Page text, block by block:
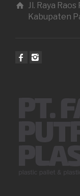
Jl. Raya
Kabupaten